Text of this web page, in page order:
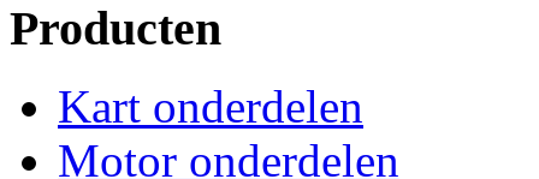
Producten
Kart onderdelen
Motor onderdelen